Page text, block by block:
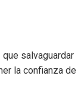
salvaguardar
la confianza de